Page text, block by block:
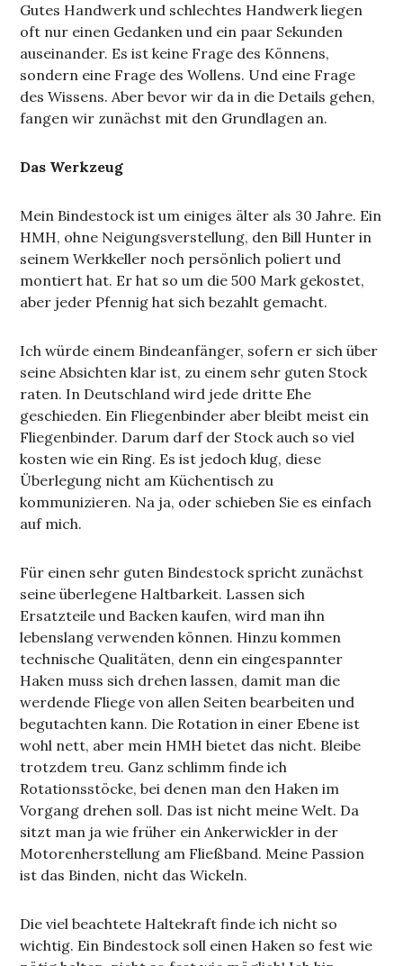
Gutes Handwerk und schlechtes Handwerk liegen
oft nur einen Gedanken und ein paar Sekunden
auseinander. Es ist keine Frage des Könnens,
sondern eine Frage des Wollens. Und eine Frage
des Wissens. Aber bevor wir da in die Details gehen,
fangen wir zunächst mit den Grundlagen an.
Das Werkzeug
Mein Bindestock ist um einiges älter als 30 Jahre. Ein
HMH, ohne Neigungsverstellung, den Bill Hunter in
seinem Werkkeller noch persönlich poliert und
montiert hat. Er hat so um die 500 Mark gekostet,
aber jeder Pfennig hat sich bezahlt gemacht.
Ich würde einem Bindeanfänger, sofern er sich über
seine Absichten klar ist, zu einem sehr guten Stock
raten. In Deutschland wird jede dritte Ehe
geschieden. Ein Fliegenbinder aber bleibt meist ein
Fliegenbinder. Darum darf der Stock auch so viel
kosten wie ein Ring. Es ist jedoch klug, diese
Überlegung nicht am Küchentisch zu
kommunizieren. Na ja, oder schieben Sie es einfach
auf mich.
Für einen sehr guten Bindestock spricht zunächst
seine überlegene Haltbarkeit. Lassen sich
Ersatzteile und Backen kaufen, wird man ihn
lebenslang verwenden können. Hinzu kommen
technische Qualitäten, denn ein eingespannter
Haken muss sich drehen lassen, damit man die
werdende Fliege von allen Seiten bearbeiten und
begutachten kann. Die Rotation in einer Ebene ist
wohl nett, aber mein HMH bietet das nicht. Bleibe
trotzdem treu. Ganz schlimm finde ich
Rotationsstöcke, bei denen man den Haken im
Vorgang drehen soll. Das ist nicht meine Welt. Da
sitzt man ja wie früher ein Ankerwickler in der
Motorenherstellung am Fließband. Meine Passion
ist das Binden, nicht das Wickeln.
Die viel beachtete Haltekraft finde ich nicht so
wichtig. Ein Bindestock soll einen Haken so fest wie